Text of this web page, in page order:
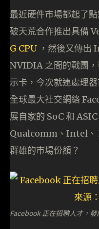
最近硬件市場都起了
破天荒合作推出具備
G CPU ，然後又傳
NVIDIA 之間的戰團，
示卡，今次就連處理
全球最大社交網絡
展自家的 SoC 和
Qualcomm、Intel、
群雄的市場份額？
Facebook 正在招聘人才，發